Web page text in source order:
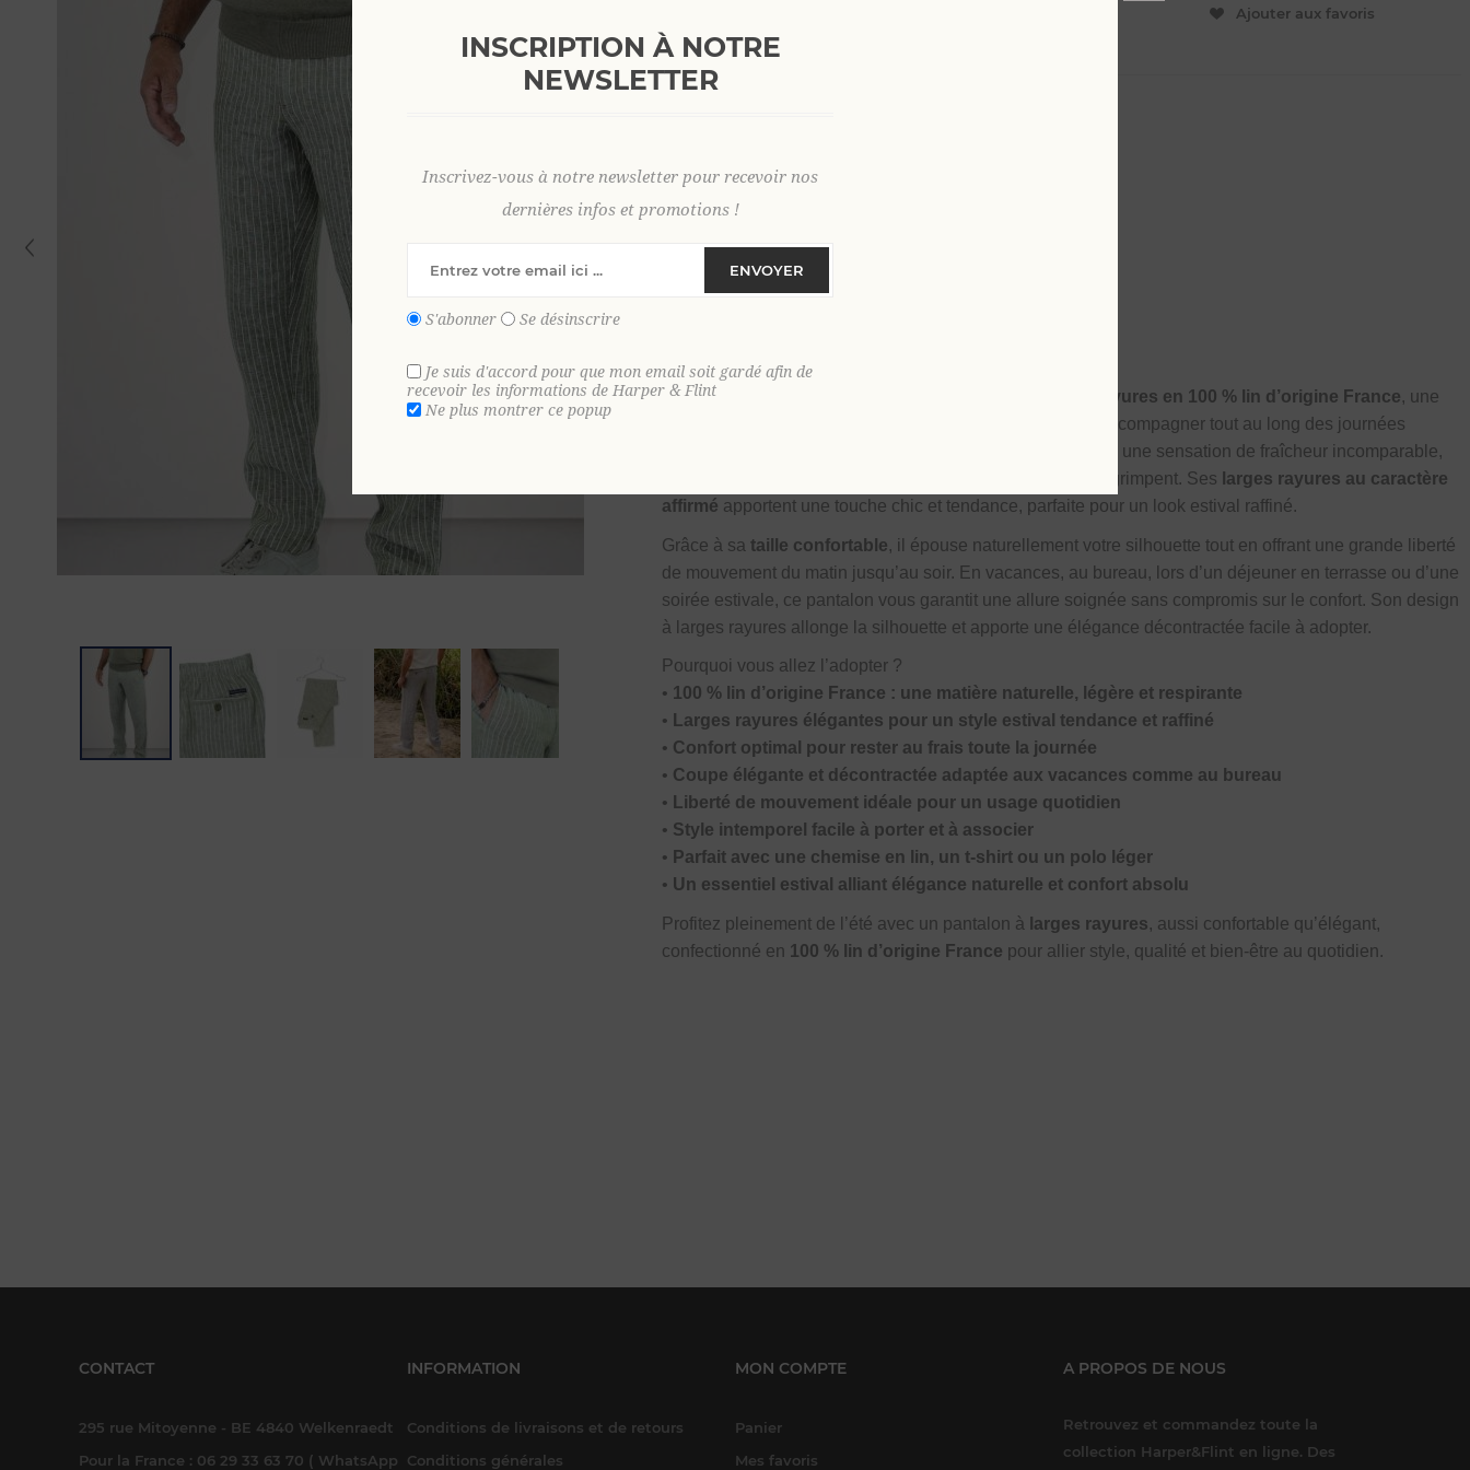
Ajouter aux favoris
9306621039506
Affirmez votre style estival avec notre pantalon à larges rayures en 100 % lin d’origine France, une
pièce aussi élégante que confortable, pensée pour vous accompagner tout au long des journées
ensoleillées. Naturellement léger et respirant, le lin procure une sensation de fraîcheur incomparable,
idéale pour rester à l’aise même lorsque les températures grimpent. Ses larges rayures au caractère
affirmé apportent une touche chic et tendance, parfaite pour un look estival raffiné.
Grâce à sataille confortable, il épouse naturellement votre silhouette tout en offrant une grande liberté
de mouvement du matin jusqu’au soir. En vacances, au bureau, lors d’un déjeuner en terrasse ou d’une
soirée estivale, ce pantalon vous garantit une allure soignée sans compromis sur le confort. Son design
à larges rayures allonge la silhouette et apporte une élégance décontractée facile à adopter.
Pourquoi vous allez l’adopter ?
• 100 % lin d’origine France : une matière naturelle, légère et respirante
• Larges rayures élégantes pour un style estival tendance et raffiné
• Confort optimal pour rester au frais toute la journée
• Coupe élégante et décontractée adaptée aux vacances comme au bureau
• Liberté de mouvement idéale pour un usage quotidien
• Style intemporel facile à porter et à associer
• Parfait avec une chemise en lin, un t-shirt ou un polo léger
• Un essentiel estival alliant élégance naturelle et confort absolu
Profitez pleinement de l’été avec un pantalon à larges rayures, aussi confortable qu’élégant,
confectionné en 100 % lin d’origine France pour allier style, qualité et bien-être au quotidien.
CONTACT
295 rue Mitoyenne - BE 4840 Welkenraedt
Pour la France : 06 29 33 63 70 ( WhatsApp
INFORMATION
Conditions de livraisons et de retours
Conditions générales
MON COMPTE
Panier
Mes favoris
A PROPOS DE NOUS
Retrouvez et commandez toute la
collection Harper&Flint en ligne. Des
INSCRIPTION À NOTRE
NEWSLETTER
Inscrivez-vous à notre newsletter pour recevoir nos
dernières infos et promotions !
ENVOYER
S'abonner Se désinscrire
Je suis d'accord pour que mon email soit gardé afin de
recevoir les informations de Harper & Flint
Ne plus montrer ce popup